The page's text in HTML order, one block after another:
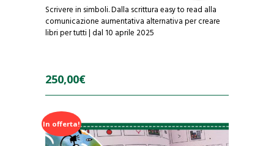
Scrivere in simboli. Dalla scrittura easy to read alla
comunicazione aumentativa alternativa per creare
libri per tutti | dal 10 aprile 2025
250,00€
o
u
t
In offerta!